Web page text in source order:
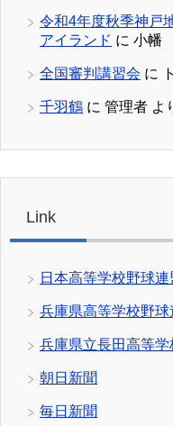
令和4年度秋季神戸
アイランド に 小幡
全国審判講習会 に
千羽鶴 に 管理者 よ
Link
日本高等学校野球連
兵庫県高等学校野球
兵庫県立長田高等学
朝日新聞
毎日新聞